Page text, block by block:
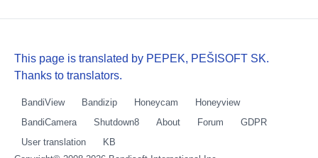
This page is translated by PEPEK, PEŠISOFT SK.
Thanks to translators.
BandiView Bandizip Honeycam
Honeyview
BandiCamera
Shutdown8 About Forum
GDPR
User translation
KB